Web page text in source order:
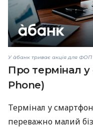
У àбанк триває акція для ФОП
Про термінал
Phone)
Термінал у
переважно малий